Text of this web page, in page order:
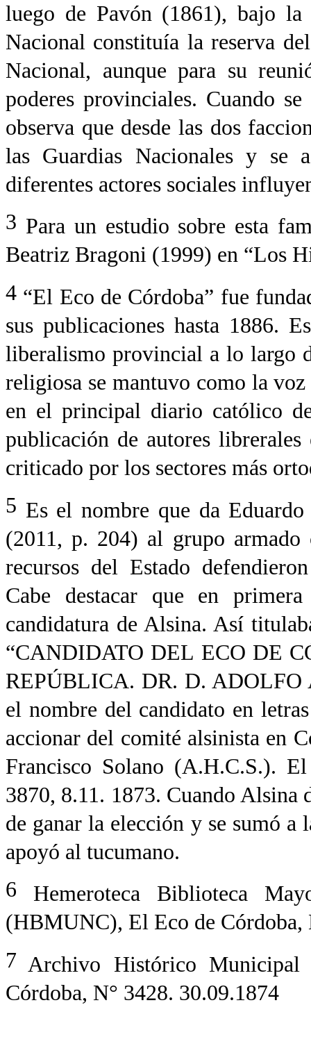
luego de Pavón (1861), bajo
Nacional constituía la reserva
Nacional, aunque para su
poderes provinciales. Cuando
observa que desde las dos
las Guardias Nacionales y se
diferentes actores sociales
3 Para un estudio sobre esta
Beatriz Bragoni (1999) en “Los
4 “El Eco de Córdoba” fue
sus publicaciones hasta 1886.
liberalismo provincial a lo largo
religiosa se mantuvo como la
en el principal diario católico
publicación de autores
criticado por los sectores más
5 Es el nombre que da
(2011, p. 204) al grupo
recursos del Estado
Cabe destacar que en
candidatura de Alsina. Así
“CANDIDATO DEL ECO DE
REPÚBLICA. DR. D. ADOLFO
el nombre del candidato en
accionar del comité alsinista en
Francisco Solano (A.H.C.S.).
3870, 8.11. 1873. Cuando
de ganar la elección y se sumó a
apoyó al tucumano.
6 Hemeroteca Biblioteca
(HBMUNC), El Eco de Córdoba,
7 Archivo Histórico
Córdoba, N° 3428. 30.09.1874